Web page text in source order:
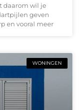
daarom wil je
geven
en vooral meer
WONINGEN